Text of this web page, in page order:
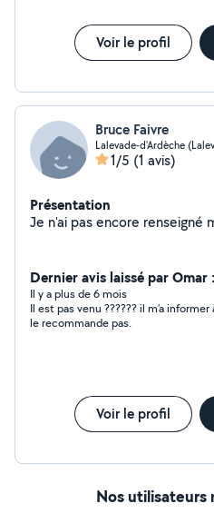
Voir le profil
Bruce Faivre
Lalevade-d'Ardèche
1/5 (1 avis)
Présentation
Dernier avis laissé par Omar
Il y a plus de 6 mois
Il est pas venu ?????? il m’a
le recommande pas.
Voir le profil
Nos utilisateurs